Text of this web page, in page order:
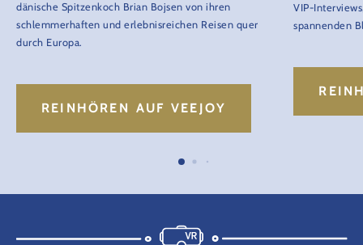
dänische Spitzenkoch Brian Bojsen von ihren
schlemmerhaften und erlebnisreichen Reisen quer
durch Europa.
REINHÖREN AUF VEEJOY
VIP-
spannenden